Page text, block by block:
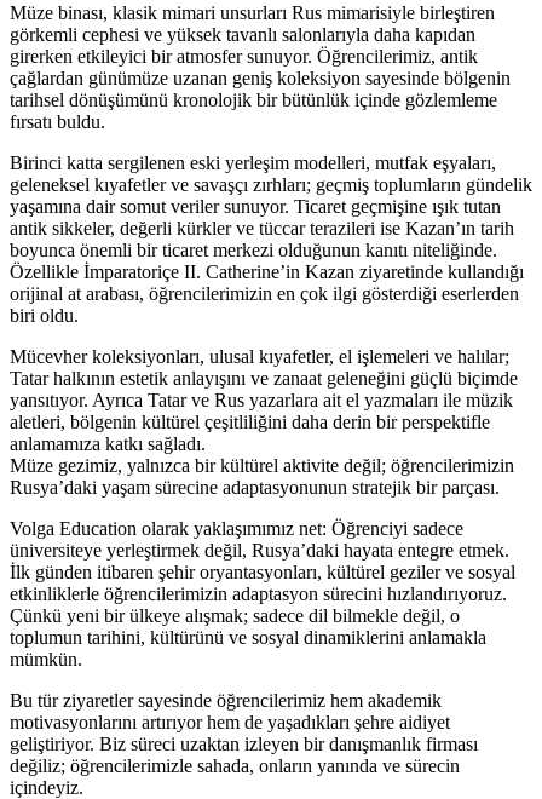
Müze binası, klasik mimari unsurları Rus mimarisiyle birleştiren
görkemli cephesi ve yüksek tavanlı salonlarıyla daha kapıdan
girerken etkileyici bir atmosfer sunuyor. Öğrencilerimiz, antik
çağlardan günümüze uzanan geniş koleksiyon sayesinde bölgenin
tarihsel dönüşümünü kronolojik bir bütünlük içinde gözlemleme
fırsatı buldu.
Birinci katta sergilenen eski yerleşim modelleri, mutfak eşyaları,
geleneksel kıyafetler ve savaşçı zırhları; geçmiş toplumların gündelik
yaşamına dair somut veriler sunuyor. Ticaret geçmişine ışık tutan
antik sikkeler, değerli kürkler ve tüccar terazileri ise Kazan’ın tarih
boyunca önemli bir ticaret merkezi olduğunun kanıtı niteliğinde.
Özellikle İmparatoriçe II. Catherine’in Kazan ziyaretinde kullandığı
orijinal at arabası, öğrencilerimizin en çok ilgi gösterdiği eserlerden
biri oldu.
Mücevher koleksiyonları, ulusal kıyafetler, el işlemeleri ve halılar;
Tatar halkının estetik anlayışını ve zanaat geleneğini güçlü biçimde
yansıtıyor. Ayrıca Tatar ve Rus yazarlara ait el yazmaları ile müzik
aletleri, bölgenin kültürel çeşitliliğini daha derin bir perspektifle
anlamamıza katkı sağladı.
Müze gezimiz, yalnızca bir kültürel aktivite değil; öğrencilerimizin
Rusya’daki yaşam sürecine adaptasyonunun stratejik bir parçası.
Volga Education olarak yaklaşımımız net: Öğrenciyi sadece
üniversiteye yerleştirmek değil, Rusya’daki hayata entegre etmek.
İlk günden itibaren şehir oryantasyonları, kültürel geziler ve sosyal
etkinliklerle öğrencilerimizin adaptasyon sürecini hızlandırıyoruz.
Çünkü yeni bir ülkeye alışmak; sadece dil bilmekle değil, o
toplumun tarihini, kültürünü ve sosyal dinamiklerini anlamakla
mümkün.
Bu tür ziyaretler sayesinde öğrencilerimiz hem akademik
motivasyonlarını artırıyor hem de yaşadıkları şehre aidiyet
geliştiriyor. Biz süreci uzaktan izleyen bir danışmanlık firması
değiliz; öğrencilerimizle sahada, onların yanında ve sürecin
içindeyiz.